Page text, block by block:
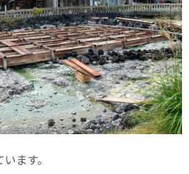
ます。